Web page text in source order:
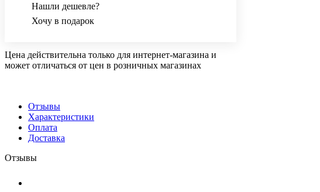
Нашли дешевле?
Хочу в подарок
Цена действительна только для интернет-магазина и
может отличаться от цен в розничных магазинах
Отзывы
Характеристики
Оплата
Доставка
Отзывы